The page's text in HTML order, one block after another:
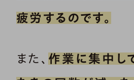
疲労するのです。
また、 作業に集中し